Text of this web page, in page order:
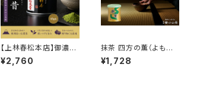
【上林春松本店】御濃茶
松風昔（まつかぜむか
し）40g缶｜宇治抹茶
¥2,760
抹茶 四方の薫（よもの
かおり）30g箱詰
¥1,728